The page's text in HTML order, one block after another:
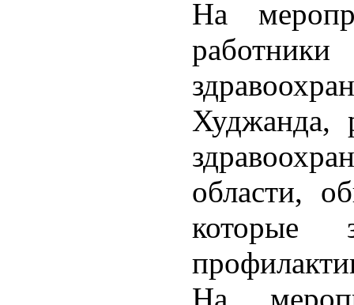
На
Худжанда,
области,
которые
На